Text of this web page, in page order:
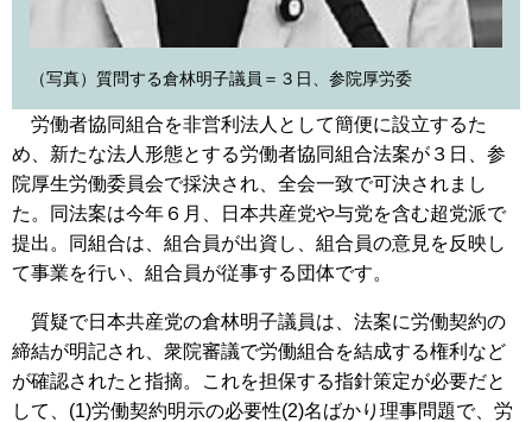
（写真）質問する倉林明子議員＝３日、参院厚労委
労働者協同組合を非営利法人として簡便に設立するた
め、新たな法人形態とする労働者協同組合法案が３日、参
院厚生労働委員会で採決され、全会一致で可決されまし
た。同法案は今年６月、日本共産党や与党を含む超党派で
提出。同組合は、組合員が出資し、組合員の意見を反映し
て事業を行い、組合員が従事する団体です。
質疑で日本共産党の倉林明子議員は、法案に労働契約の
締結が明記され、衆院審議で労働組合を結成する権利など
が確認されたと指摘。これを担保する指針策定が必要だと
して、(1)労働契約明示の必要性(2)名ばかり理事問題で、労